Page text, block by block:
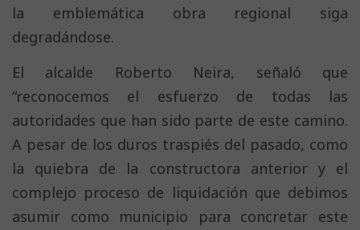
la emblemática obra regional siga
degradándose.
El alcalde Roberto Neira, señaló que
“reconocemos el esfuerzo de todas las
autoridades que han sido parte de este camino.
A pesar de los duros traspiés del pasado, como
la quiebra de la constructora anterior y el
complejo proceso de liquidación que debimos
asumir como municipio para concretar este